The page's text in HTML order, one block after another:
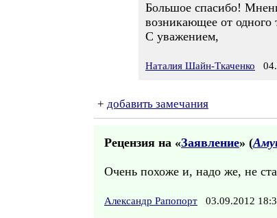
Большое спасибо!
возникающее от одного
С уважением,
Наталия Шайн-Ткаченко
+ добавить замечания
Рецензия на «Заявление» (
Очень похоже и, надо же, не
Александр Рапопорт 03.09.2012